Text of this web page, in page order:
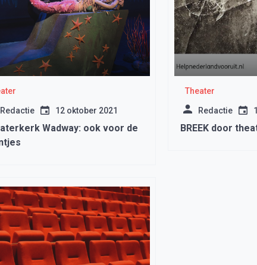
Redactie 12 oktober 2021
Wadway: ook voor de
Theater
Redactie
BREEK door